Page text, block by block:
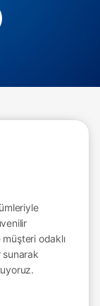
odaklı
sunarak